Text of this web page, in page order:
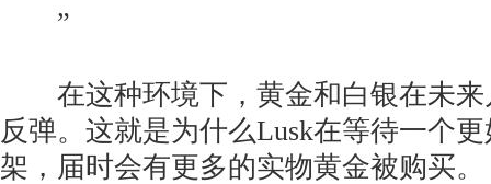
”
在这种环境下，黄金和白银在未来
反弹。这就是为什么Lusk在等待一个
架，届时会有更多的实物黄金被购买。